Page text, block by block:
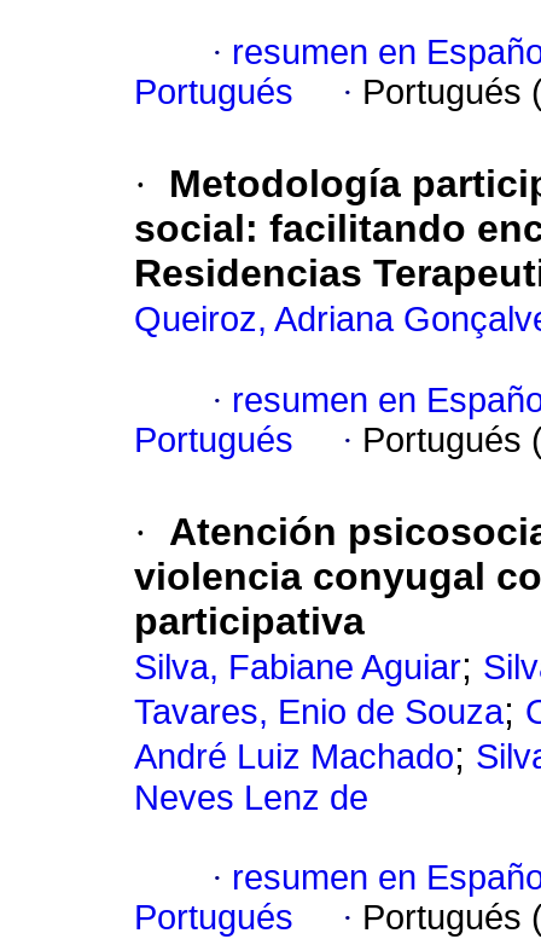
· resumen en
Portugués
· Portugués
·
Metodología
social: facilitando
Residencias
Queiroz, Adriana
· resumen en
Portugués
· Portugués
·
Atención
violencia conyugal
participativa
Silva, Fabiane Aguiar;
Tavares, Enio de Souza;
André Luiz Machado;
Neves Lenz de
· resumen en
Portugués
· Portugués